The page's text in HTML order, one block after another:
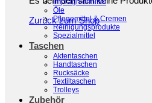
Zurück zum Shop
Imprägniermittel
Öle
Pflegemittel & Cremen
Reinigungsprodukte
Spezialmittel
Taschen
Aktentaschen
Handtaschen
Rucksäcke
Textiltaschen
Trolleys
Zubehör